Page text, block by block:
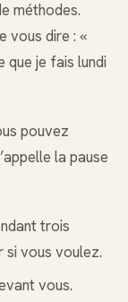
méthodes.
vous dire : «
que je fais lundi
pouvez
la pause
trois
si vous voulez.
vous.